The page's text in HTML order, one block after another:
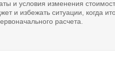
и условия изменения
и избежать ситуации, когда
расчета.